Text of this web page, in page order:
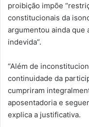
proibição impõe
constitucionais da
argumentou ainda que
indevida”.
“Além de
continuidade da
cumpriram
aposentadoria e
explica a justificativa.